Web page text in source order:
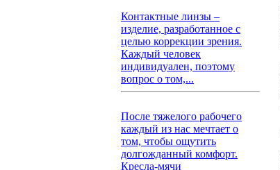
Контактные линзы –
изделие, разработанное с
целью коррекции зрения.
Каждый человек
индивидуален, поэтому
вопрос о том,...
После тяжелого рабочего
каждый из нас мечтает о
том, чтобы ощутить
долгожданный комфорт.
Кресла-мячи